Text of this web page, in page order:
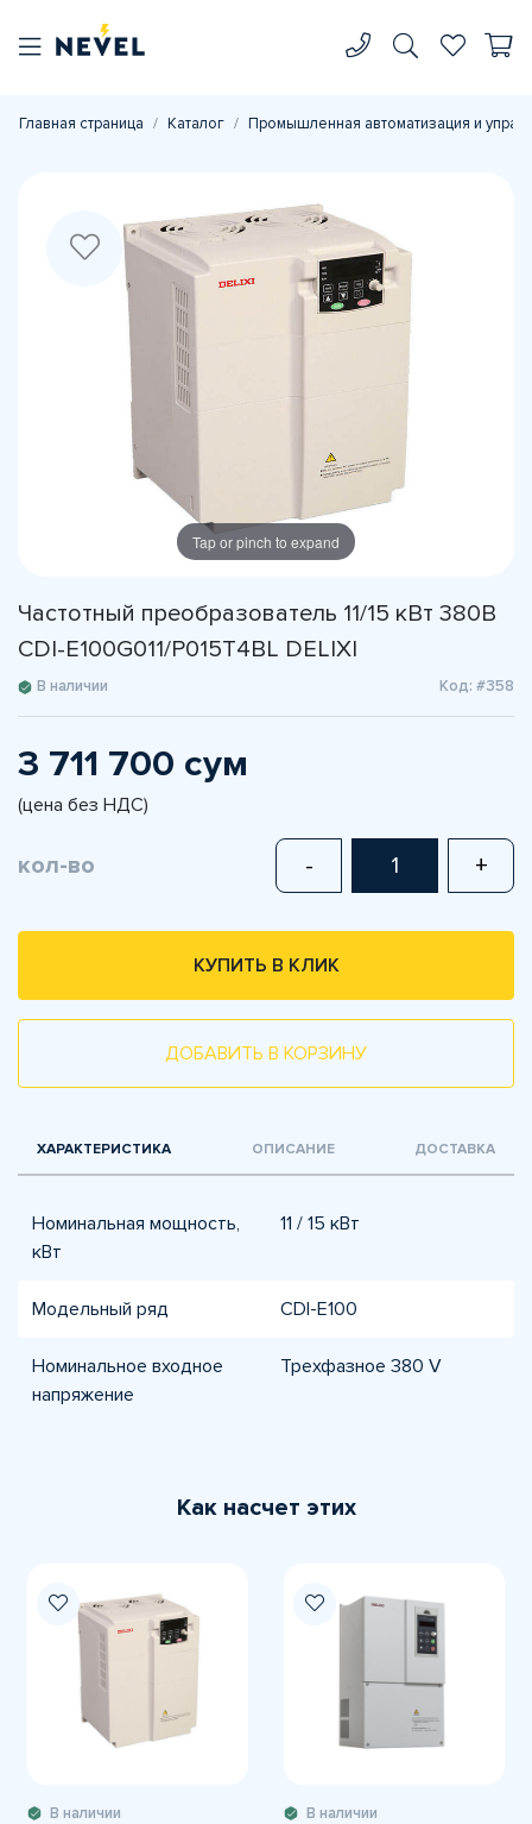
Главная страница Каталог Промышленная автоматизация и
Tap or pinch to expand
Частотный преобразователь 11/15 кВт 380В
CDI-E100G011/P015T4BL DELIXI
В наличии Код: #358
3 711 700 сум
(цена без НДС)
кол-во - +
КУПИТЬ В КЛИК
ДОБАВИТЬ В КОРЗИНУ
ХАРАКТЕРИСТИКА ОПИСАНИЕ ДОСТАВКА
Номинальная мощность,
кВт
11 / 15 кВт
Модельный ряд CDI-E100
Номинальное входное
напряжение
Трехфазное 380 V
Как насчет этих
В наличии В наличии